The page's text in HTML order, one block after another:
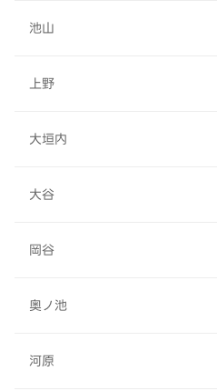
池山
上野
大垣内
大谷
岡谷
奥ノ池
河原